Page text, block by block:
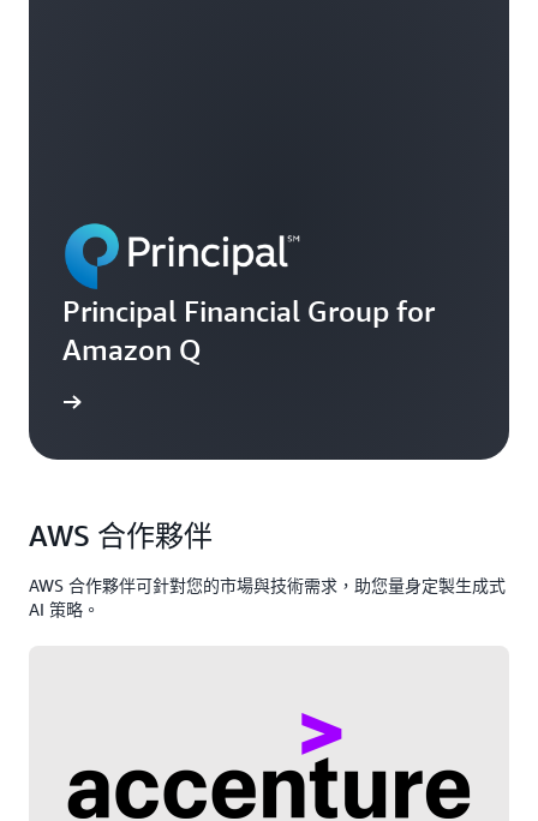
Principal Financial Group for
Amazon Q
AWS 合作夥伴
AWS 合作夥伴可針對您的市場與技術需求，助您量身定製生成式
AI 策略。